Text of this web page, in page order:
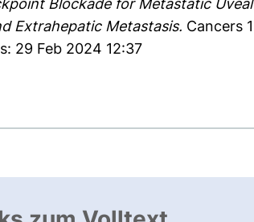
Blockade for Metastatic
Extrahepatic Metastasis. Cancers
29 Feb 2024 12:37